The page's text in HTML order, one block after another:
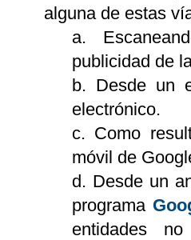
alguna de estas
publicidad de
Desde un
electrónico.
Como
móvil de
Desde un
programa
entidades